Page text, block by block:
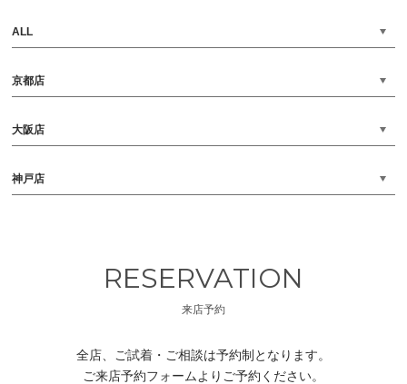
ALL
京都店
大阪店
神戸店
RESERVATION
来店予約
全店、ご試着・ご相談は予約制となります。
ご来店予約フォームよりご予約ください。